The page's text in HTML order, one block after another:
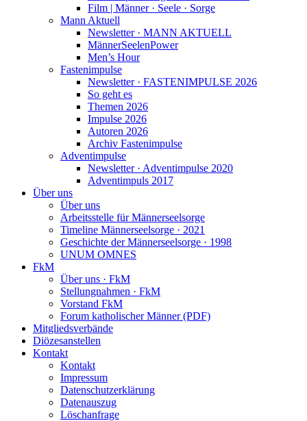
Film | Männer · Seele · Sorge
Mann Aktuell
Newsletter · MANN AKTUELL
MännerSeelenPower
Men’s Hour
Fastenimpulse
Newsletter · FASTENIMPULSE 2026
So geht es
Themen 2026
Impulse 2026
Autoren 2026
Archiv Fastenimpulse
Adventimpulse
Newsletter · Adventimpulse 2020
Adventimpuls 2017
Über uns
Über uns
Arbeitsstelle für Männerseelsorge
Timeline Männerseelsorge · 2021
Geschichte der Männerseelsorge · 1998
UNUM OMNES
FkM
Über uns · FkM
Stellungnahmen · FkM
Vorstand FkM
Forum katholischer Männer (PDF)
Mitgliedsverbände
Diözesanstellen
Kontakt
Kontakt
Impressum
Datenschutzerklärung
Datenauszug
Löschanfrage